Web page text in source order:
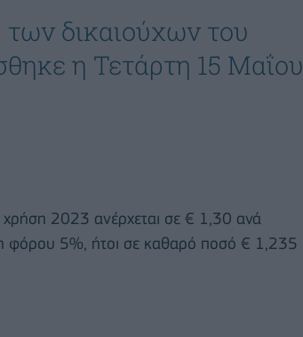
δικαιούχων του
η Τετάρτη 15 Μαΐου
χρήση 2023 ανέρχεται σε € 1,30 ανά
φόρου 5%, ήτοι σε καθαρό ποσό € 1,235